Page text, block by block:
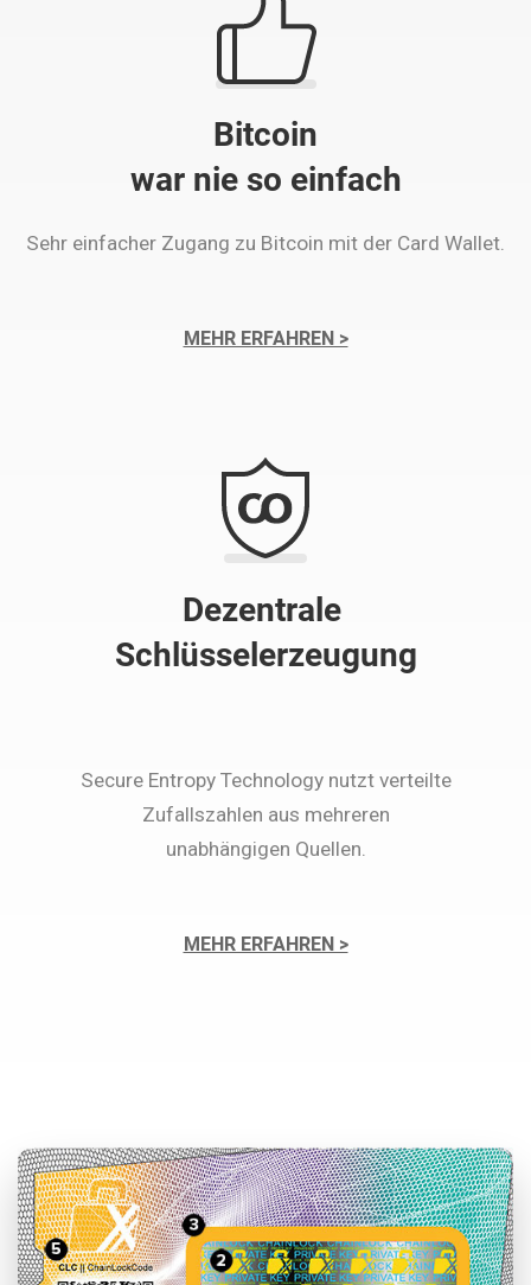
Bitcoin
war nie so einfach
Sehr einfacher Zugang zu Bitcoin mit der Card Wallet.
MEHR ERFAHREN >
Dezentrale
Schlüsselerzeugung
Secure Entropy Technology nutzt verteilte
Zufallszahlen aus mehreren
unabhängigen Quellen.
MEHR ERFAHREN >